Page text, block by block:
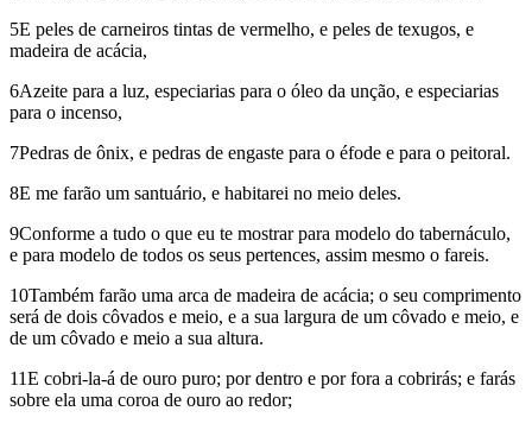
5E peles de carneiros tintas de vermelho, e peles de texugos, e
madeira de acácia,
6Azeite para a luz, especiarias para o óleo da unção, e especiarias
para o incenso,
7Pedras de ônix, e pedras de engaste para o éfode e para o peitoral.
8E me farão um santuário, e habitarei no meio deles.
9Conforme a tudo o que eu te mostrar para modelo do tabernáculo,
e para modelo de todos os seus pertences, assim mesmo o fareis.
10Também farão uma arca de madeira de acácia; o seu comprimento
será de dois côvados e meio, e a sua largura de um côvado e meio, e
de um côvado e meio a sua altura.
11E cobri-la-á de ouro puro; por dentro e por fora a cobrirás; e farás
sobre ela uma coroa de ouro ao redor;